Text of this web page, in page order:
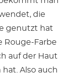
die
genutzt hat
Rouge-Farbe
auf der Haut
Also auch